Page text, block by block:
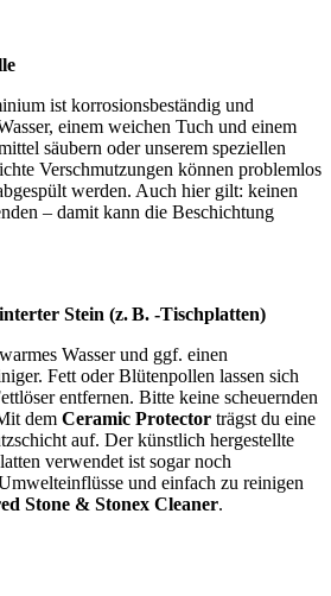
ist korrosionsbeständig und
einem weichen Tuch und einem
säubern oder unserem speziellen
Verschmutzungen können problemlos
werden. Auch hier gilt: keinen
– damit kann die Beschichtung
Stein (z. B. -Tischplatten)
Wasser und ggf. einen
Fett oder Blütenpollen lassen sich
entfernen. Bitte keine scheuernden
dem Ceramic Protector trägst du eine
auf. Der künstlich hergestellte
verwendet ist sogar noch
und einfach zu reinigen
Stone & Stonex Cleaner.